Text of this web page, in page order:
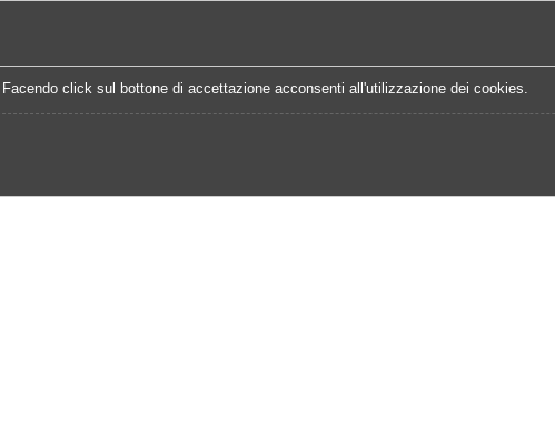
Facendo click sul bottone di accettazione acconsenti all'utilizzazione dei cookies.